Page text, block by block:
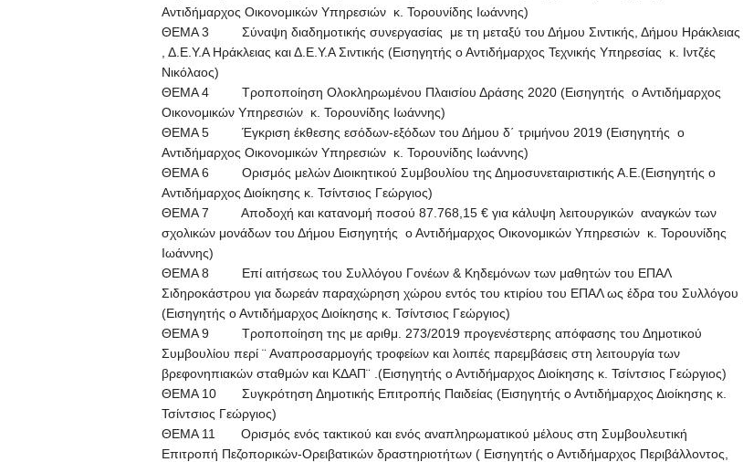
Αντιδήμαρχος Οικονομικών Υπηρεσιών κ. Τορουνίδης Ιωάννης)
ΘΕΜΑ 3 Σύναψη διαδημοτικής συνεργασίας με τη μεταξύ του Δήμου Σιντικής, Δήμου Ηράκλειας
, Δ.Ε.Υ.Α Ηράκλειας και Δ.Ε.Υ.Α Σιντικής (Εισηγητής ο Αντιδήμαρχος Τεχνικής Υπηρεσίας κ. Ιντζές
Νικόλαος)
ΘΕΜΑ 4 Τροποποίηση Ολοκληρωμένου Πλαισίου Δράσης 2020 (Εισηγητής ο Αντιδήμαρχος
Οικονομικών Υπηρεσιών κ. Τορουνίδης Ιωάννης)
ΘΕΜΑ 5 Έγκριση έκθεσης εσόδων-εξόδων του Δήμου δ΄ τριμήνου 2019 (Εισηγητής ο
Αντιδήμαρχος Οικονομικών Υπηρεσιών κ. Τορουνίδης Ιωάννης)
ΘΕΜΑ 6 Ορισμός μελών Διοικητικού Συμβουλίου της Δημοσυνεταιριστικής Α.Ε.(Εισηγητής ο
Αντιδήμαρχος Διοίκησης κ. Τσίντσιος Γεώργιος)
ΘΕΜΑ 7 Αποδοχή και κατανομή ποσού 87.768,15 € για κάλυψη λειτουργικών αναγκών των
σχολικών μονάδων του Δήμου Εισηγητής ο Αντιδήμαρχος Οικονομικών Υπηρεσιών κ. Τορουνίδης
Ιωάννης)
ΘΕΜΑ 8 Επί αιτήσεως του Συλλόγου Γονέων & Κηδεμόνων των μαθητών του ΕΠΑΛ
Σιδηροκάστρου για δωρεάν παραχώρηση χώρου εντός του κτιρίου του ΕΠΑΛ ως έδρα του Συλλόγου .
(Εισηγητής ο Αντιδήμαρχος Διοίκησης κ. Τσίντσιος Γεώργιος)
ΘΕΜΑ 9 Τροποποίηση της με αριθμ. 273/2019 προγενέστερης απόφασης του Δημοτικού
Συμβουλίου περί ¨ Αναπροσαρμογής τροφείων και λοιπές παρεμβάσεις στη λειτουργία των
βρεφονηπιακών σταθμών και ΚΔΑΠ¨ .(Εισηγητής ο Αντιδήμαρχος Διοίκησης κ. Τσίντσιος Γεώργιος)
ΘΕΜΑ 10 Συγκρότηση Δημοτικής Επιτροπής Παιδείας (Εισηγητής ο Αντιδήμαρχος Διοίκησης κ.
Τσίντσιος Γεώργιος)
ΘΕΜΑ 11 Ορισμός ενός τακτικού και ενός αναπληρωματικού μέλους στη Συμβουλευτική
Επιτροπή Πεζοπορικών-Ορειβατικών δραστηριοτήτων ( Εισηγητής ο Αντιδήμαρχος Περιβάλλοντος,